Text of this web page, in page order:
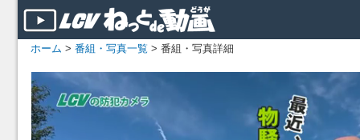
ホーム > 番組・写真一覧 > 番組・写真詳細